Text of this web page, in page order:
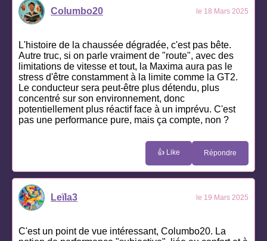
Columbo20 le 18 Mars 2025
L'histoire de la chaussée dégradée, c'est pas bête.
Autre truc, si on parle vraiment de "route", avec des
limitations de vitesse et tout, la Maxima aura pas le
stress d'être constamment à la limite comme la GT2.
Le conducteur sera peut-être plus détendu, plus
concentré sur son environnement, donc
potentiellement plus réactif face à un imprévu. C'est
pas une performance pure, mais ça compte, non ?
👍 Like Répondre
Leïla3 le 19 Mars 2025
C'est un point de vue intéressant, Columbo20. La